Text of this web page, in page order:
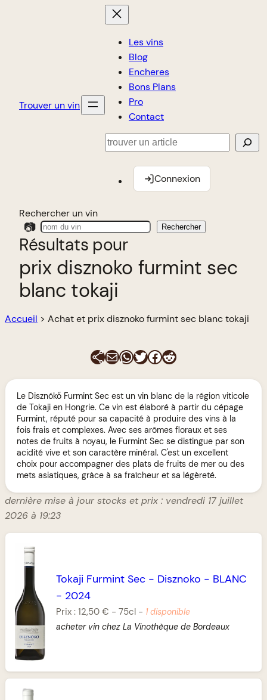
Trouver un vin
Les vins
Blog
Encheres
Bons Plans
Pro
Contact
Rechercher
Connexion
Rechercher un vin
📷 Rechercher
Résultats pour
prix disznoko furmint sec
blanc tokaji
Accueil > Achat et prix disznoko furmint sec blanc tokaji
E-mailWhatsApp
Twitter
Facebook
Reddit
Le Disznókő Furmint Sec est un vin blanc de la région viticole
de Tokaji en Hongrie. Ce vin est élaboré à partir du cépage
Furmint, réputé pour sa capacité à produire des vins à la
fois frais et complexes. Avec ses arômes floraux et ses
notes de fruits à noyau, le Furmint Sec se distingue par son
acidité vive et son caractère minéral. C'est un excellent
choix pour accompagner des plats de fruits de mer ou des
mets asiatiques, grâce à sa fraîcheur et sa légèreté.
dernière mise à jour stocks et prix : vendredi 17 juillet
2026 à 19:23
Tokaji Furmint Sec- Disznoko - BLANC
- 2024
Prix : 12,50 € - 75cl- 1 disponible
acheter vin chez La Vinothèque de Bordeaux